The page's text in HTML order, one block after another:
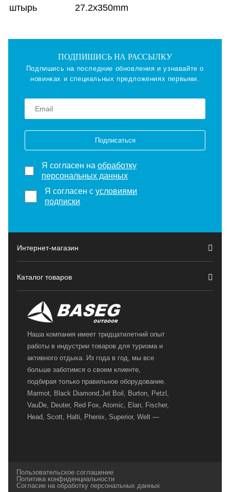
штырь
27.2x350mm
ПОДПИШИСЬ НА РАССЫЛКУ
Подпишись на последние обновления и узнавайте о
новинках и специальных предложениях первыми.
Подписаться
Я согласен на обработку
персональных данных
Я согласен сусловиями
подписки
Интернет-магазин
Каталог товаров
Наша компания имеет тридцатилетний опыт
работы в индустрии товаров для туризма и
активного отдыха. Из года в год, мы все
больше заботимся о своем клиенте,
подбирая только правильное оборудование.
Marmot, Black Diamond,Jet Boil, Burton, Petzl,
VauDe, Deuter, Red Fox, Atomic, Elan, Fischer,
Head, Scott, Halti, Phenix, Superior, Welt —
и взыскательных путешественников,
спортсменов и отдыхающих.
Пользовательское соглашение
Политика конфиденциальности
Согласие на обработку персональных данных